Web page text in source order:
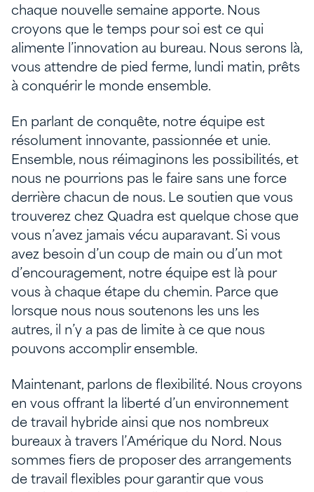
chaque nouvelle semaine apporte. Nous
croyons que le temps pour soi est ce qui
alimente l’innovation au bureau. Nous serons là,
vous attendre de pied ferme, lundi matin, prêts
à conquérir le monde ensemble.
En parlant de conquête, notre équipe est
résolument innovante, passionnée et unie.
Ensemble, nous réimaginons les possibilités, et
nous ne pourrions pas le faire sans une force
derrière chacun de nous. Le soutien que vous
trouverez chez Quadra est quelque chose que
vous n’avez jamais vécu auparavant. Si vous
avez besoin d’un coup de main ou d’un mot
d’encouragement, notre équipe est là pour
vous à chaque étape du chemin. Parce que
lorsque nous nous soutenons les uns les
autres, il n’y a pas de limite à ce que nous
pouvons accomplir ensemble.
Maintenant, parlons de flexibilité. Nous croyons
en vous offrant la liberté d’un environnement
de travail hybride ainsi que nos nombreux
bureaux à travers l’Amérique du Nord. Nous
sommes fiers de proposer des arrangements
de travail flexibles pour garantir que vous